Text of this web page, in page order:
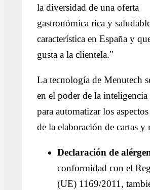
la diversidad de una oferta
gastronómica rica y
característica en España y
gusta a la clientela."
La tecnología de Menutech
en el poder de la
para automatizar los aspectos
de la elaboración de cartas y
Declaración de
conformidad con el
(UE) 1169/2011,